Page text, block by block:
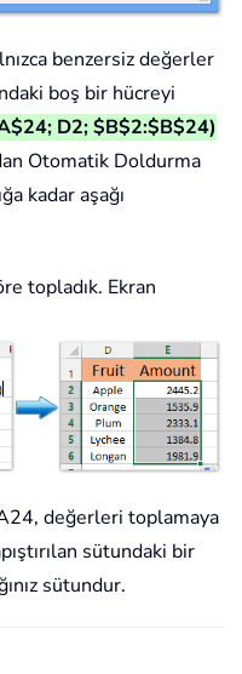
benzersiz değerler
boş bir hücreyi
D2; $B$2:$B$24)
Otomatik Doldurma
kadar aşağı
topladık. Ekran
değerleri toplamaya
sütundaki bir
sütundur.